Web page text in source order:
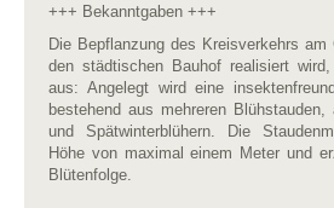
+++ Bekanntgaben +++
Die Bepflanzung des Kreisverkehrs
den städtischen Bauhof realisiert
aus: Angelegt wird eine
bestehend aus mehreren Blühstauden,
und Spätwinterblühern. Die
Höhe von maximal einem Meter und
Blütenfolge.